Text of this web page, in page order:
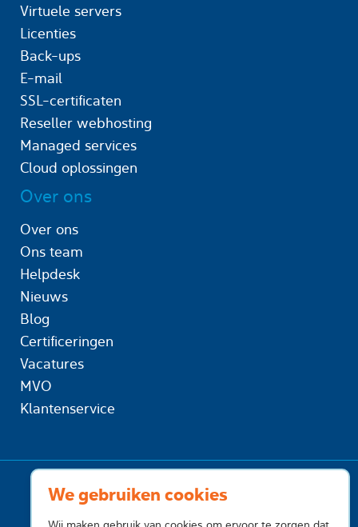
We gebruiken cookies
Virtuele servers
Licenties
Back-ups
E-mail
SSL-certificaten
Reseller webhosting
Managed services
Cloud oplossingen
Over ons
Over ons
Ons team
Helpdesk
Nieuws
Blog
Certificeringen
Vacatures
MVO
Klantenservice